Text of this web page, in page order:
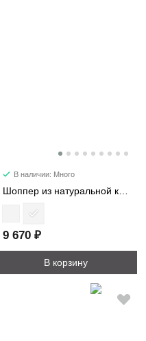
В наличии: Много
Шоппер из натуральной кожи 2413
9 670 ₽
В корзину